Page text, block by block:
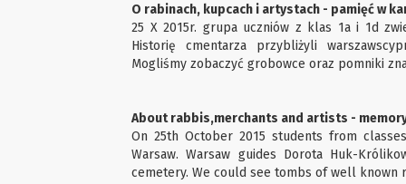
O rabinach, kupcach i artystach - pamięć w
25 X 2015r. grupa uczniów z klas 1a i 1d
Historię cmentarza przybliżyli
Mogliśmy zobaczyć grobowce oraz pomniki
About rabbis,merchants and artists -
On 25th October 2015 students from
Warsaw. Warsaw guides Dorota Huk-
cemetery. We could see tombs of well known